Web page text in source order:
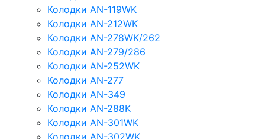
Колодки AN-119WK
Колодки AN-212WK
Колодки AN-278WK/262
Колодки AN-279/286
Колодки AN-252WK
Колодки AN-277
Колодки AN-349
Колодки AN-288K
Колодки AN-301WK
Колодки AN-302WK